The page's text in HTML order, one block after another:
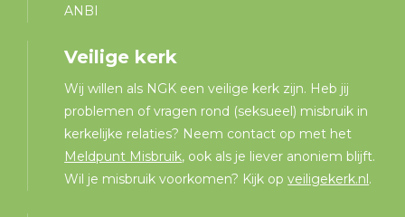
ANBI
Veilige kerk
Wij willen als NGK een veilige kerk zijn. Heb jij
problemen of vragen rond (seksueel) misbruik in
kerkelijke relaties? Neem contact op met het
Meldpunt Misbruik, ook als je liever anoniem blijft.
Wil je misbruik voorkomen? Kijk opveiligekerk.nl.